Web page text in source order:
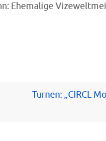
Ehemalige
Turnen: „CIRCL